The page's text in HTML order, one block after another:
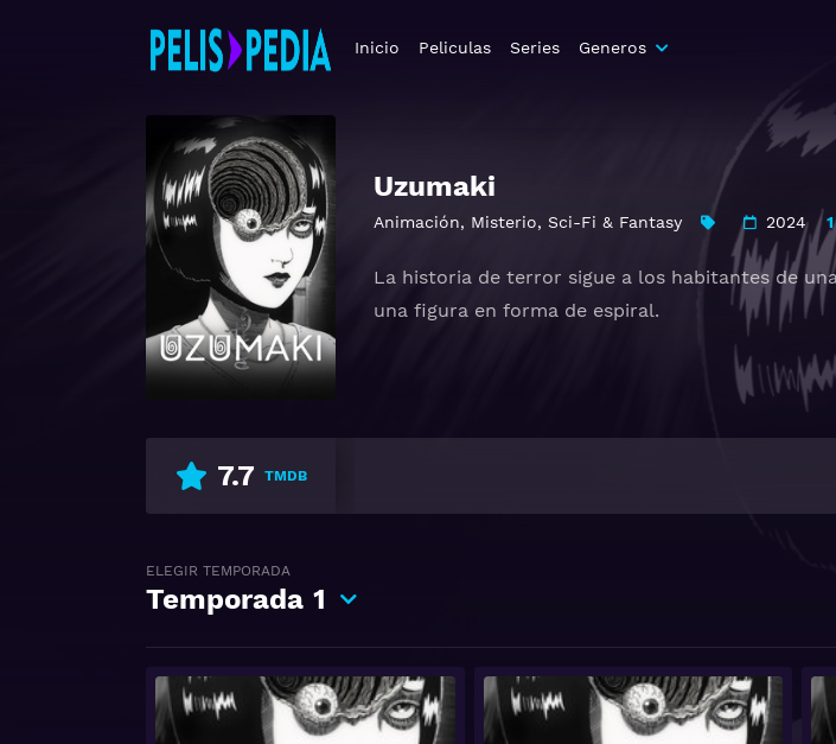
Inicio Peliculas Series Generos
Uzumaki
Animación, Misterio, Sci-Fi & Fantasy 2024 1
La historia de terror sigue a los habitantes de
una figura en forma de espiral.
7.7 TMDB
ELEGIR TEMPORADA
Temporada 1
Ver